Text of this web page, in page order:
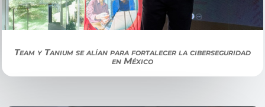
Team y Tanium se alían para fortalecer la ciberseguridad
en México